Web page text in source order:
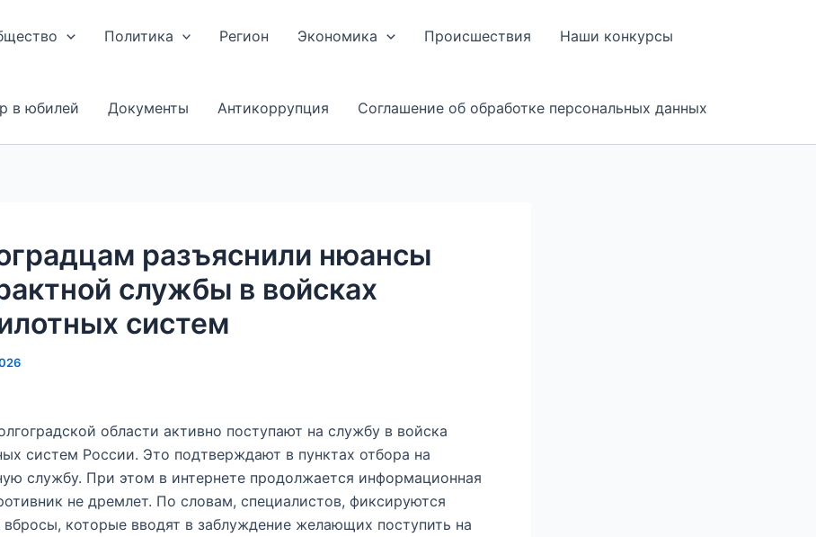
Политика Регион Экономика Происшествия Наши конкурсы
в юбилей Документы Антикоррупция Соглашение об обработке персональных данных
разъяснили нюансы
службы в войсках
систем
области активно поступают на службу в войска
систем России. Это подтверждают в пунктах отбора на
службу. При этом в интернете продолжается информационная
не дремлет. По словам, специалистов, фиксируются
которые вводят в заблуждение желающих поступить на